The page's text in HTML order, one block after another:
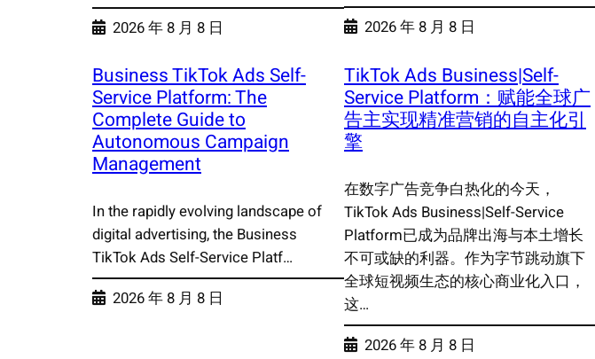
2026 年 8 月 8 日
2026 年 8 月 8 日
Business TikTok Ads Self-
Service Platform: The
Complete Guide to
Autonomous Campaign
Management
In the rapidly evolving landscape of
digital advertising, the Business
TikTok Ads Self-Service Platf…
2026 年 8 月 8 日
TikTok Ads Business|Self-
Service Platform：赋能全球广
告主实现精准营销的自主化引
擎
在数字广告竞争白热化的今天，
TikTok Ads Business|Self-Service
Platform已成为品牌出海与本土增长
不可或缺的利器。作为字节跳动旗下
全球短视频生态的核心商业化入口，
这…
2026 年 8 月 8 日